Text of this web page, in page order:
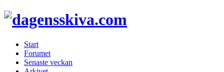
Start
Forumet
Senaste veckan